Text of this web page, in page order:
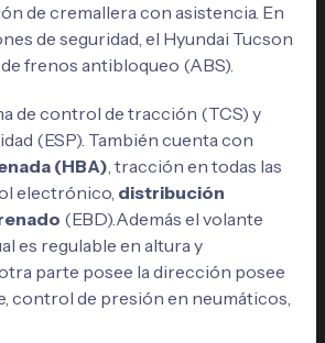
de cremallera con asistencia. En
de seguridad, el Hyundai Tucson
frenos antibloqueo (ABS).
de control de tracción (TCS) y
(ESP). También cuenta con
(HBA) , tracción en todas las
electrónico, distribución
(EBD).Además el volante
es regulable en altura y
parte posee la dirección posee
control de presión en neumáticos,